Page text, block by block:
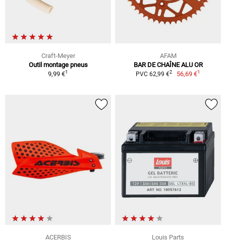
Craft-Meyer
Outil montage pneus
9,99 €1
AFAM
BAR DE CHAÎNE ALU OR
PVC 62,99 €2 56,69 €1
ACERBIS
Louis Parts